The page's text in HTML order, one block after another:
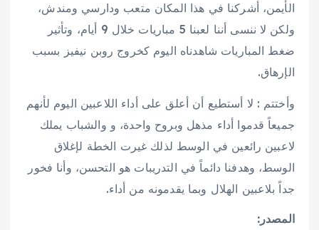
الأيمن، أشركنا في هذا المكان متعب ودارسي ومندش،
ولكن لا ننسى أننا لعبنا 5 مباريات خلال 9 أيام، وتأثير
ضغط المباريات شاهدناه اليوم كخروج روبن نيفيز بسبب
الإرهاق.
وأختتم : لا أستطيع أن أعلق على أداء اللاعبين اليوم لأنهم
جميعاً قدموا أداء مذهل وبروح واحدة، و والشباب يملك
لاعبين رائعين في الوسط لذلك غيرت الخطة لإغلاق
الوسط، وهدفنا دائماً في التدريبات هو التحسن، وأنا فخور
جداً بلاعبين الهلال وبما يقدمونه من أداء.
المصدر: